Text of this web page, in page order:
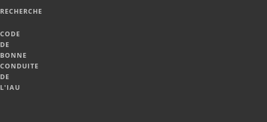
RECHERCHE
CODE
DE
BONNE
CONDUITE
DE
L'IAU